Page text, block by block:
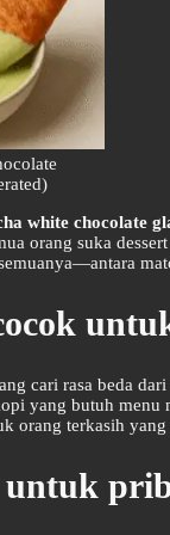
white chocolate
orang suka
cari rasa beda dari
yang butuh
orang terkasih